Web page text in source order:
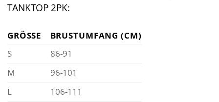
TANKTOP 2PK:
GRÖSSE
BRUSTUMFANG (CM)
S
86-91
M
96-101
L
106-111